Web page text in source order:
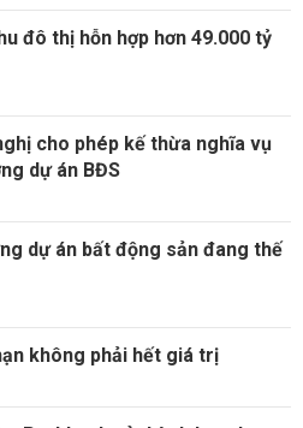
đô thị hỗn hợp hơn 49.000 tỷ
cho phép kế thừa nghĩa vụ
dự án BĐS
dự án bất động sản đang thế
không phải hết giá trị